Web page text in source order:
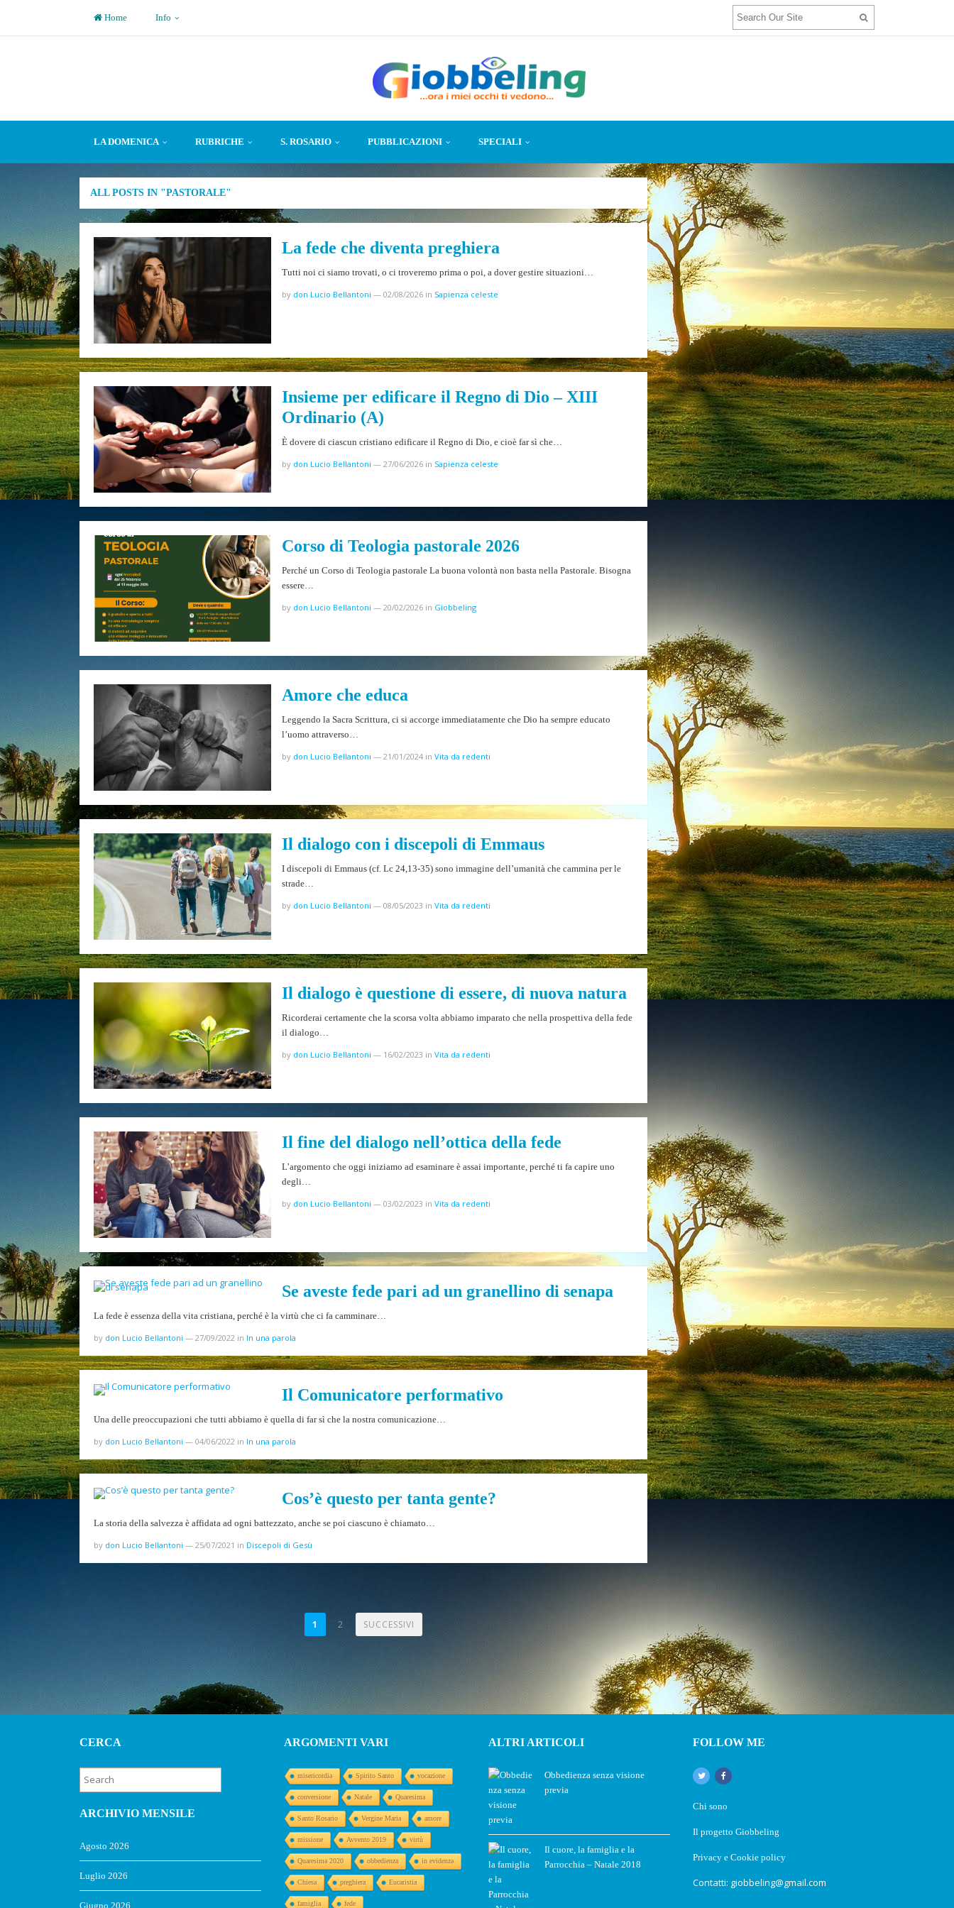
Home Info
LA DOMENICA RUBRICHE S. ROSARIO PUBBLICAZIONI SPECIALI
ALL POSTS IN "PASTORALE"
La fede che diventa preghiera
Tutti noi ci siamo trovati, o ci troveremo prima o poi, a dover gestire situazioni…
by don Lucio Bellantoni — 02/08/2026 in Sapienza celeste
Insieme per edificare il Regno di Dio – XIII
Ordinario (A)
È dovere di ciascun cristiano edificare il Regno di Dio, e cioè far sì che…
by don Lucio Bellantoni — 27/06/2026 in Sapienza celeste
Corso di Teologia pastorale 2026
Perché un Corso di Teologia pastorale La buona volontà non basta nella Pastorale. Bisogna
essere…
by don Lucio Bellantoni — 20/02/2026 in Giobbeling
Amore che educa
Leggendo la Sacra Scrittura, ci si accorge immediatamente che Dio ha sempre educato
l’uomo attraverso…
by don Lucio Bellantoni — 21/01/2024 in Vita da redenti
Il dialogo con i discepoli di Emmaus
I discepoli di Emmaus (cf. Lc 24,13-35) sono immagine dell’umanità che cammina per le
strade…
by don Lucio Bellantoni — 08/05/2023 in Vita da redenti
Il dialogo è questione di essere, di nuova natura
Ricorderai certamente che la scorsa volta abbiamo imparato che nella prospettiva della fede
il dialogo…
by don Lucio Bellantoni — 16/02/2023 in Vita da redenti
Il fine del dialogo nell’ottica della fede
L’argomento che oggi iniziamo ad esaminare è assai importante, perché ti fa capire uno
degli…
by don Lucio Bellantoni — 03/02/2023 in Vita da redenti
Se aveste fede pari ad un granellino di senapa
La fede è essenza della vita cristiana, perché è la virtù che ci fa camminare…
by don Lucio Bellantoni — 27/09/2022 in In una parola
Il Comunicatore performativo
Una delle preoccupazioni che tutti abbiamo è quella di far sì che la nostra comunicazione…
by don Lucio Bellantoni — 04/06/2022 in In una parola
Cos’è questo per tanta gente?
La storia della salvezza è affidata ad ogni battezzato, anche se poi ciascuno è chiamato…
by don Lucio Bellantoni — 25/07/2021 in Discepoli di Gesù
1 2 SUCCESSIVI
CERCA
ARCHIVIO MENSILE
Agosto 2026
Luglio 2026
Giugno 2026
ARGOMENTI VARI
misericordia Spirito Santo vocazione
conversione Natale Quaresima
Santo Rosario Vergine Maria amore
missione Avvento 2019 virtù
Quaresima 2020 obbedienza in evidenza
Chiesa preghiera Eucaristia
famiglia fede
ALTRI ARTICOLI
Obbedienza senza visione
previa
Il cuore, la famiglia e la
Parrocchia – Natale 2018
FOLLOW ME
Chi sono
Il progetto Giobbeling
Privacy e Cookie policy
Contatti: giobbeling@gmail.com